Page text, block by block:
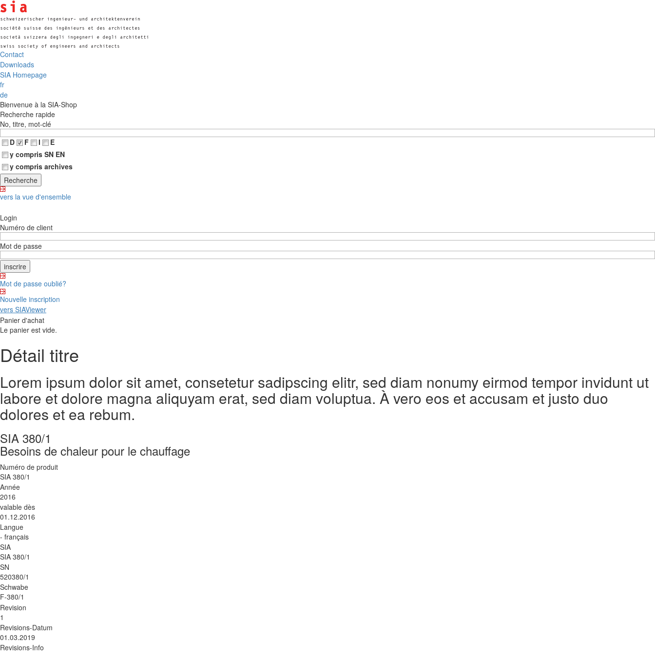
Contact
Downloads
SIA Homepage
fr
de
Bienvenue à la SIA-Shop
Recherche rapide
No, titre, mot-clé
D
F I
E
y compris SN EN
y compris archives
vers la vue d'ensemble
Login
Numéro de client
Mot de passe
Mot de passe oublié?
Nouvelle inscription
vers SIAViewer
Panier d'achat
Le panier est vide.
Détail titre
Lorem ipsum dolor sit amet, consetetur sadipscing elitr, sed diam nonumy eirmod tempor invidunt ut
labore et dolore magna aliquyam erat, sed diam voluptua. À vero eos et accusam et justo duo
dolores et ea rebum.
SIA 380/1
Besoins de chaleur pour le chauffage
Numéro de produit
SIA 380/1
Année
2016
valable dès
01.12.2016
Langue
- français
SIA
SIA 380/1
SN
520380/1
Schwabe
F-380/1
Revision
1
Revisions-Datum
01.03.2019
Revisions-Info